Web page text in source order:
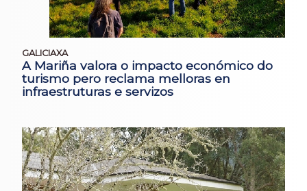
GALICIAXA
A Mariña valora o impacto económico do
turismo pero reclama melloras en
infraestruturas e servizos